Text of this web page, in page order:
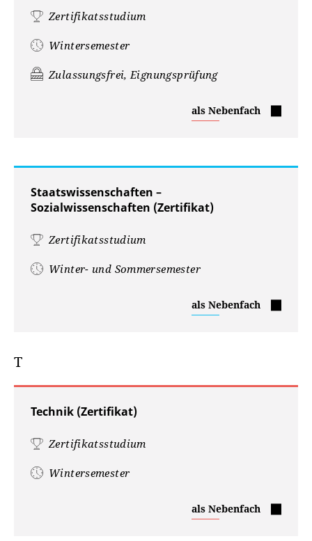
Zertifikatsstudium
Wintersemester
Zulassungsfrei, Eignungsprüfung
Sport-
und
als Nebenfach
Staatswissenschaften –
Sozialwissenschaften (Zertifikat)
Zertifikatsstudium
Winter- und Sommersemester
Staatswissenschaften
–
als Nebenfach
T
Technik (Zertifikat)
Zertifikatsstudium
Wintersemester
Technik
(Zertifikat)
als Nebenfach